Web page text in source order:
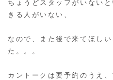
ちょうどスタッフがいない
きる人がいない、
なので、また後で来てほし
た。。。
カントークは要予約のうえ